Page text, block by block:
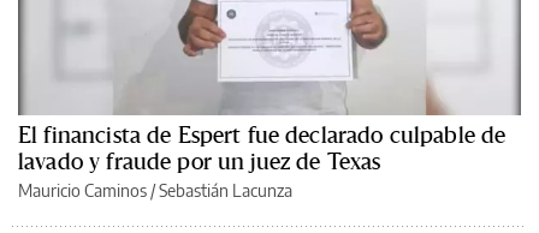
El financista de Espert fue declarado culpable de
lavado y fraude por un juez de Texas
Mauricio Caminos /Sebastián Lacunza